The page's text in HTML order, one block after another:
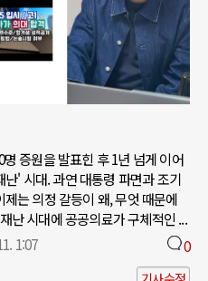
증원을 발표힌 후 1년 넘게 이어
난' 시대. 과연 대통령 파면과 조기
는 의정 갈등이 왜, 무엇 때문에
난 시대에 공공의료가 구체적인 ...
1:07 0